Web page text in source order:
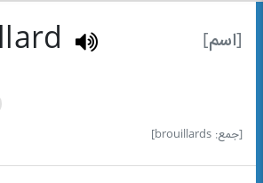
[اسم]
[جمع: brouillards]